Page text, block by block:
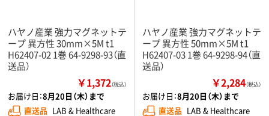
ハヤノ産業 強力マグネットテ
ープ 異方性 30mm×5M t1
H62407-02 1巻 64-9298-93（直
送品）
￥1,372（税込）
お届け日：8月20日（木）まで
直送品 LAB & Healthcare
ハヤノ産業 強力マグネットテ
ープ 異方性 50mm×5M t1
H62407-03 1巻 64-9298-94（直
送品）
￥2,284（税込）
お届け日：8月20日（木）まで
直送品 LAB & Healthcare